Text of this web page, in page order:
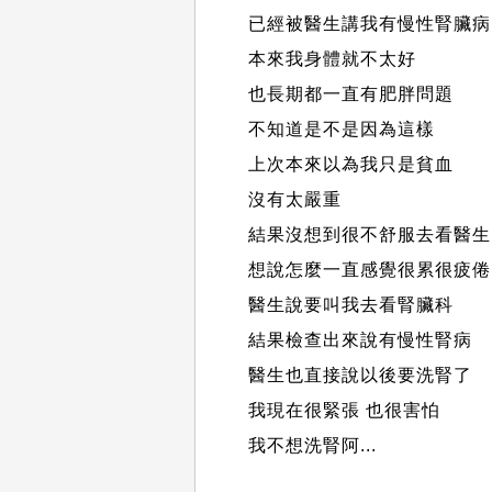
已經被醫生講我有慢性腎臟
本來我身體就不太好
也長期都一直有肥胖問題
不知道是不是因為這樣
上次本來以為我只是貧血
沒有太嚴重
結果沒想到很不舒服去看醫生
想說怎麼一直感覺很累很疲倦
醫生說要叫我去看腎臟科
結果檢查出來說有慢性腎病
醫生也直接說以後要洗腎了
我現在很緊張 也很害怕
我不想洗腎阿...